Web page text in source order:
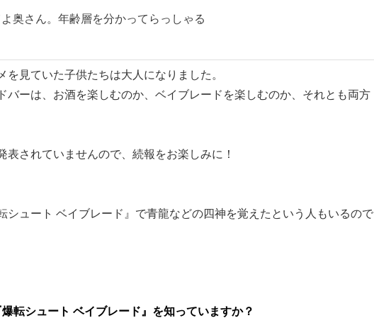
奥さん。年齢層を分かってらっしゃる
を見ていた子供たちは大人になりました。
バーは、お酒を楽しむのか、ベイブレードを楽しむのか、それとも両方
表されていませんので、続報をお楽しみに！
シュート ベイブレード』で青龍などの四神を覚えたという人もいるので
転シュート ベイブレード』を知っていますか？